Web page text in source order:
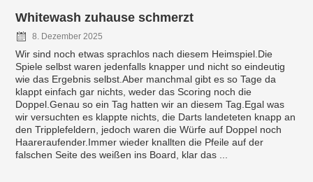
Whitewash zuhause schmerzt
8. Dezember 2025
Wir sind noch etwas sprachlos nach diesem Heimspiel.Die
Spiele selbst waren jedenfalls knapper und nicht so eindeutig
wie das Ergebnis selbst.Aber manchmal gibt es so Tage da
klappt einfach gar nichts, weder das Scoring noch die
Doppel.Genau so ein Tag hatten wir an diesem Tag.Egal was
wir versuchten es klappte nichts, die Darts landeteten knapp an
den Tripplefeldern, jedoch waren die Würfe auf Doppel noch
Haareraufender.Immer wieder knallten die Pfeile auf der
falschen Seite des weißen ins Board, klar das ...